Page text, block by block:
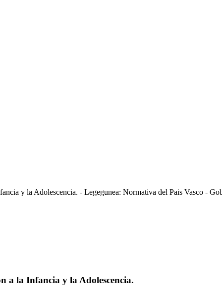
y la Adolescencia. - Legegunea: Normativa del Pais Vasco -
a la Infancia y la Adolescencia.